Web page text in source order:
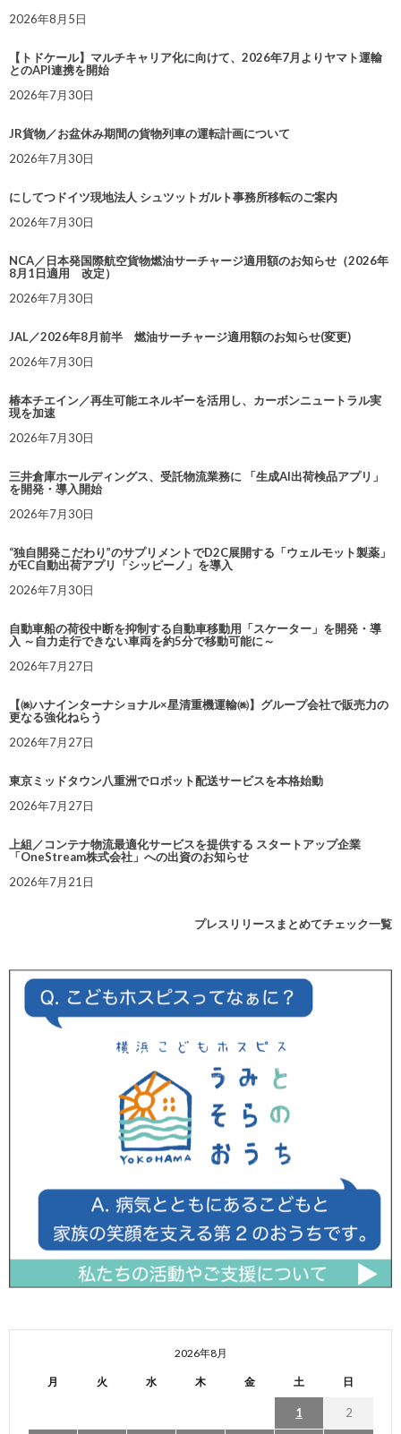
2026年8月5日
【トドケール】マルチキャリア化に向けて、2026年7月よりヤマト運輸
とのAPI連携を開始
2026年7月30日
JR貨物／お盆休み期間の貨物列車の運転計画について
2026年7月30日
にしてつドイツ現地法人 シュツットガルト事務所移転のご案内
2026年7月30日
NCA／日本発国際航空貨物燃油サーチャージ適用額のお知らせ（2026年
8月1日適用 改定）
2026年7月30日
JAL／2026年8月前半 燃油サーチャージ適用額のお知らせ(変更)
2026年7月30日
椿本チエイン／再生可能エネルギーを活用し、カーボンニュートラル実
現を加速
2026年7月30日
三井倉庫ホールディングス、受託物流業務に 「生成AI出荷検品アプリ」
を開発・導入開始
2026年7月30日
“独自開発こだわり”のサプリメントでD2C展開する「ウェルモット製薬」
がEC自動出荷アプリ「シッピーノ」を導入
2026年7月30日
自動車船の荷役中断を抑制する自動車移動用「スケーター」を開発・導
入 ～自力走行できない車両を約5分で移動可能に～
2026年7月27日
【㈱ハナインターナショナル×星清重機運輸㈱】グループ会社で販売力の
更なる強化ねらう
2026年7月27日
東京ミッドタウン八重洲でロボット配送サービスを本格始動
2026年7月27日
上組／コンテナ物流最適化サービスを提供する スタートアップ企業
「OneStream株式会社」への出資のお知らせ
2026年7月21日
プレスリリースまとめてチェック一覧
2026年8月
月 火 水 木 金 土 日
1 2